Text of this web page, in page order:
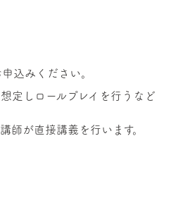
定しロールプレイを行うなど
師が直接講義を行います。